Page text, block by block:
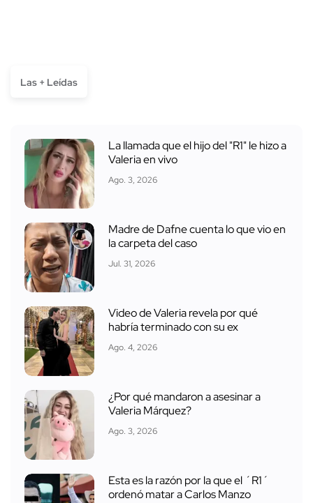
Las + Leídas
La llamada que el hijo del "R1" le hizo a
Valeria en vivo
Ago. 3, 2026
Madre de Dafne cuenta lo que vio en
la carpeta del caso
Jul. 31, 2026
Video de Valeria revela por qué
habría terminado con su ex
Ago. 4, 2026
¿Por qué mandaron a asesinar a
Valeria Márquez?
Ago. 3, 2026
Esta es la razón por la que el ´R1´
ordenó matar a Carlos Manzo